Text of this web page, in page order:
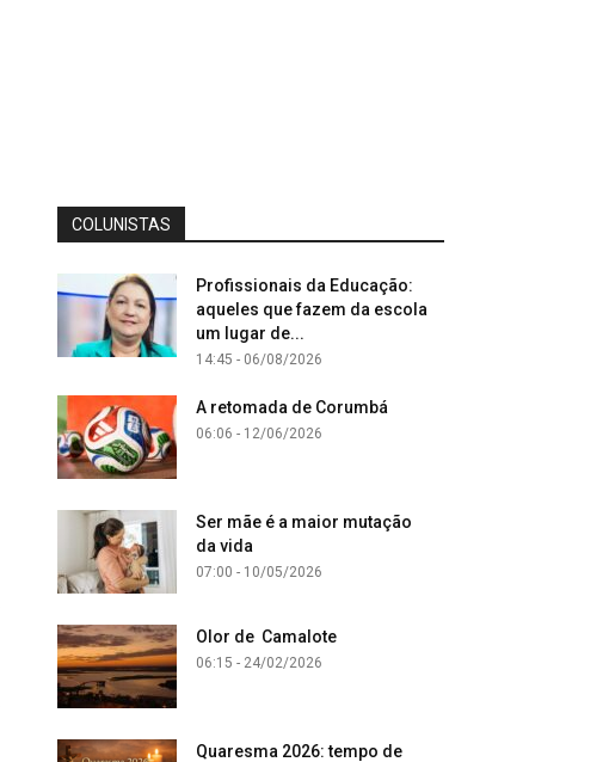
COLUNISTAS
Profissionais da Educação:
aqueles que fazem da escola
um lugar de...
14:45 - 06/08/2026
A retomada de Corumbá
06:06 - 12/06/2026
Ser mãe é a maior mutação
da vida
07:00 - 10/05/2026
Olor de Camalote
06:15 - 24/02/2026
Quaresma 2026: tempo de